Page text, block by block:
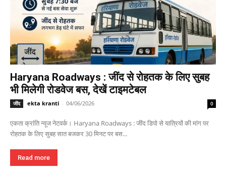
Haryana Roadways : जींद से रोहतक के लिए सुबह
भी मिलेगी रोडवेज बस, देखें टाइमटेबल
जींद ekta kranti - 04/06/2026 0
एकता क्रांति न्यूज नेटवर्क। Haryana Roadways : जींद डिपो से यात्रियों की मांग पर
रोहतक के लिए सुबह सात बजकर 30 मिनट पर बस...
Read more